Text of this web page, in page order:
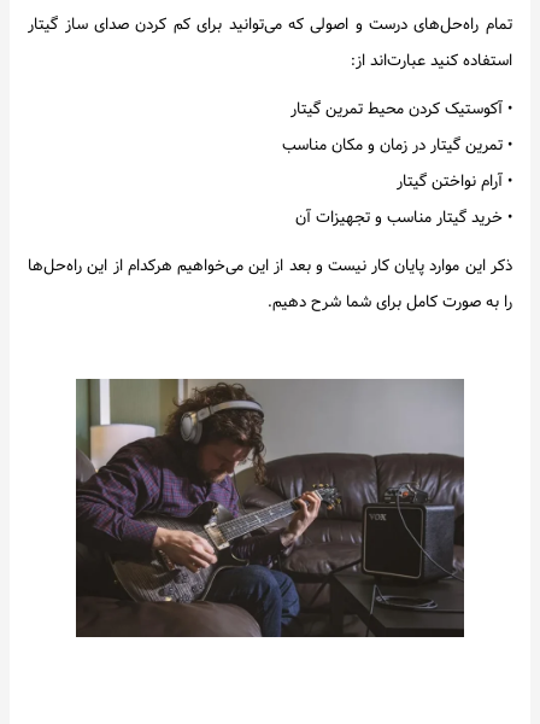
تمام راه‌حل‌های درست و اصولی که می‌توانید برای کم کردن صدای ساز گیتار
استفاده کنید عبارت‌اند از:
• آکوستیک کردن محیط تمرین گیتار
• تمرین گیتار در زمان و مکان مناسب
• آرام نواختن گیتار
• خرید گیتار مناسب و تجهیزات آن
ذکر این موارد پایان کار نیست و بعد از این می‌خواهیم هرکدام از این راه‌حل‌ها
را به صورت کامل برای شما شرح دهیم.